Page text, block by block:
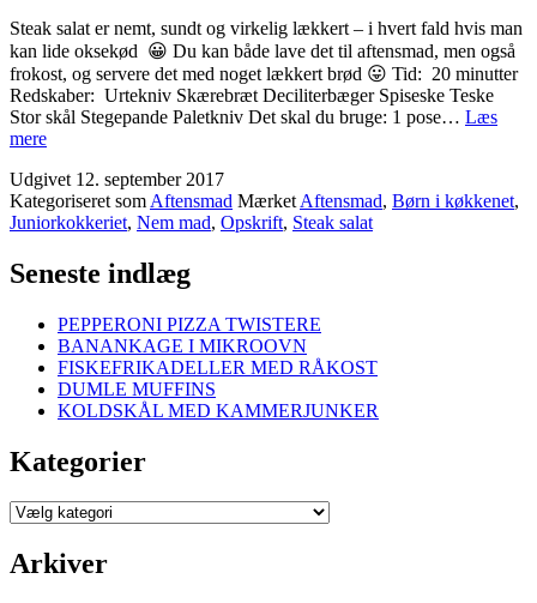
Steak salat er nemt, sundt og virkelig lækkert – i hvert fald hvis man
kan lide oksekød 😀 Du kan både lave det til aftensmad, men også
frokost, og servere det med noget lækkert brød 😛 Tid: 20 minutter
Redskaber: Urtekniv Skærebræt Deciliterbæger Spiseske Teske
Stor skål Stegepande Paletkniv Det skal du bruge: 1 pose… Læs
mereSTEAK
Udgivet 12. september 2017
Kategoriseret som Aftensmad Mærket Aftensmad, Børn i køkkenet,
Juniorkokkeriet, Nem mad, Opskrift, Steak salat
Seneste indlæg
PEPPERONI PIZZA TWISTERE
BANANKAGE I MIKROOVN
FISKEFRIKADELLER MED RÅKOST
DUMLE MUFFINS
KOLDSKÅL MED KAMMERJUNKER
Kategorier
Kategorier
Arkiver